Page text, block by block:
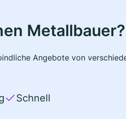
Metallbauer?
Angebote von
Schnell